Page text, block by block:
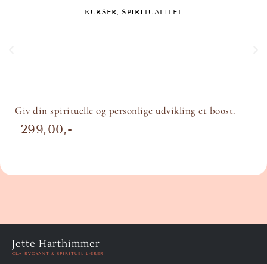
KURSER,SPIRITUALITET
Giv din spirituelle og personlige udvikling et boost.
299,00
Jette Harthimmer
CLAIRVOYANT & SPIRITUEL LÆRER